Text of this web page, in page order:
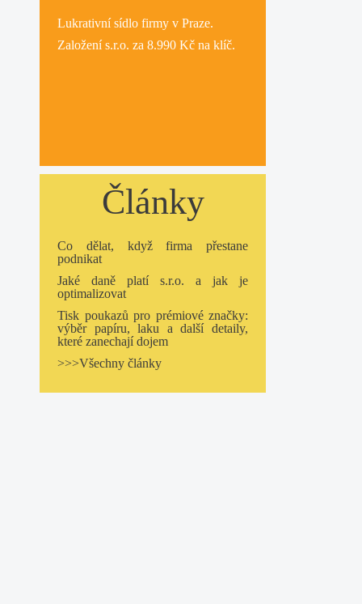
Lukrativnísídlo firmy v Praze.
Založení s.r.o. za 8.990 Kč na klíč.
Články
Co dělat, když firma přestane
podnikat
Jaké daně platí s.r.o. a jak je
optimalizovat
Tisk poukazů pro prémiové značky:
výběr papíru, laku a další detaily,
které zanechají dojem
>>>Všechny články